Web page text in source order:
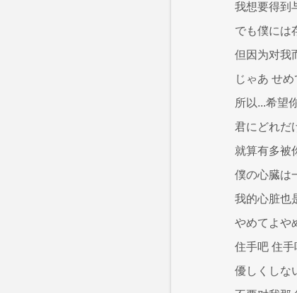
我想要得到
でも僕には
但因为对我
じゃあ せめ
所以...希望
君にどれだ
就算有多被
僕の心臓は
我的心脏也
やめてよや
住手吧 住手
優しくしな